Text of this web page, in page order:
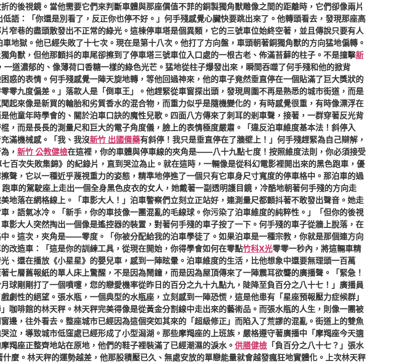
的後視鏡。當他需要它們來判斷車體與那座價值不菲的銅製獨角獸雕像之間的距離時，它們卻像兩片
低語：「你還是別看了，反正你也停不好。」何手殘感覺心臟快要跳出來了。他轉頭看去，發現那座高
窄巷的盡頭散發出不正常的綠光。這棟停車塔是個異類，它的三號車位始終空著，並且傳說只要有人
地獄。他已經失敗了十七次。現在是第十八次。他打了方向盤，車頭朝著銅獨角獸的方向猛地偏轉。
角獸，但他那顫抖的車尾卻擦到了停車塔三號車位入口處的一根古老、佈滿苔蘚的柱子。不是撞擊新
一道濃郁的、像薄荷口香糖一樣的綠色光芒。猛地從柱子爆發出來，瞬間吞噬了何手殘和他的掀背
惑的表情。何手殘感覺一陣天旋地轉，等他回過神來，他的車子竟然垂直停在一個貼滿了巨大獎狀的
九度偏差。」落款人是「倒車王」。他趕緊從車窗探出頭，發現周圍不再是熟悉的城市街道，而是
起來像是新買的輪胎和劣質香水的混合物，而重力似乎是隨機變化的，有時感覺很重，有時像漂浮在
他童年時學會的、關於泊車口訣的魔性兒歌。四面八方傳來了刺耳的剎車聲，接著，一群穿著反光背
，而是長長的測量尺和巨大的電子角度儀，臉上的表情極度嚴肅。「違反泊車維度基本法！斜停入
滿機械感。「我、我沒新竹 出國備藥有斜停！我只是垂直停在了牆壁上！」何手殘趕緊為自己辯解，
， 新竹 公教健檢在這裡，你的車體與停車線的夾角是——八十九點七度！按照維度法則，你必須接受
百次失敗集錦》的紀錄片，直到哭泣為止。就在這時，一輛像是從科幻電影裡開出來的黑色跑車，優
聲，它以一種近乎蔑視重力的姿態，精準地停進了一個只有它車身尺寸寬度的停車格中。那泊車的過
車的駕駛座上走出一個全身黑色皮衣的女人，她戴著一副透明護目鏡，冷酷地朝著何手殘的方向走
地落在網格線上。「車影大人！」泊車警察們立刻立正站好，連測量尺都顫抖著不敢發出聲音。她走
，語氣冰冷。「新手，你的車技像一團混亂的毛線球。你污染了泊車維度的純粹性。」「但你的後視
大人突然掏出一個像是遙控器的裝置，對著何手殘的車子按了一下。何手殘的車子從牆上脫落，在
。這次，夾角是——零度。「你被分配給我的泊車學徒了。如果泊車是一種宗教，你就是那個連方向
改造車：「這是你的訓練工具，從現在開始，你得學會如何在零點竹科X光零零一秒內，將這輛車精
、還在播放《小星星》的嬰兒車，感到一陣眩暈。泊車維度的生活，比他想象中還要無理頭一百萬
七層舊報紙的單人床上驚醒，不是因為鬧鐘，而是因為屋頂傳來了一陣震耳欲聾的廣播聲。「緊急！
球剛剛打了一個噴嚏，您的戀愛機率從昨日的百分之九十九點九，陡降至負百分之八十七！」廣播員
劇性的絕望。張水瓶，一個典型的水瓶座，立刻感到一陣恐慌，這是他患有「星座預報壓力症候群」
咖啡館的林天秤。林天秤完美得像是從黃金分割線中走出來的藝術品。而張水瓶的人生，則像一團被
邊，往外看去。整座城市已經因為這個突如其來的「超級修正」而陷入了荒謬的混亂。街道上的雙魚
泣，導致城市低窪處已經形成了小型潟湖。那些摩羯座的上班族，嚴格遵守著廣播中「摩羯座今天適
羯座正整齊地站在原地，他們的鞋子裡裝滿了已經潮濕的淚水。 供膳健檢 「負百分之八十七？」張水
麼。林天秤的運勢越差，他那股積壓已久、無處安放的單戀能量就會越發瘋狂地實體化。上次林天秤